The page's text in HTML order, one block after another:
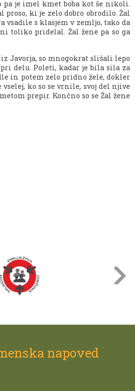
pa je imel kmet boba kot še nikoli.
proso, ki je zelo dobro obrodilo. Žal
vsadile s klasjem v zemljo, tako da
toliko pridelal. Žal žene pa so ga
Javorja, so mnogokrat slišali lepo
delu. Poleti, kadar je bila sila za
in potem zelo pridno žele, dokler
ko so se vrnile, svoj del njive
prepir. Končno so se Žal žene
napoved